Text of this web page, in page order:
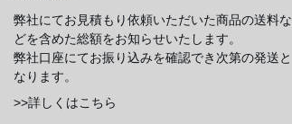
弊社にてお見積もり依頼いただいた商品の送料な
どを含めた総額をお知らせいたします。
弊社口座にてお振り込みを確認でき次第の発送と
なります。
>>詳しくはこちら